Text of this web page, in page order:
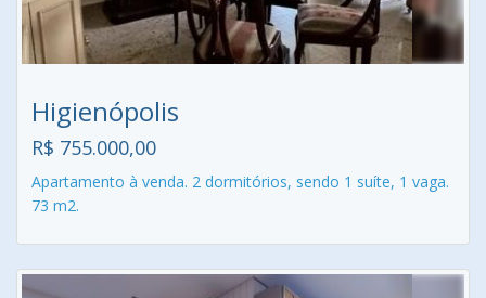
Higienópolis
R$ 755.000,00
Apartamento à venda. 2 dormitórios, sendo 1 suíte, 1 vaga.
73 m2.